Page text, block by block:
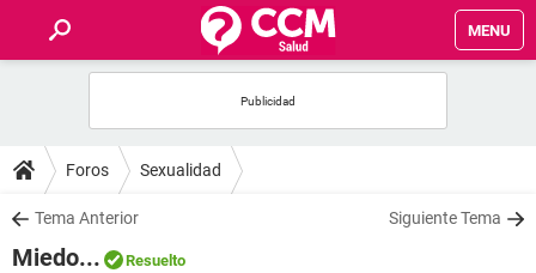
MENU
FOROS
SALUD
Foros Sexualidad
Tema Anterior Siguiente Tema
Miedo... Resuelto